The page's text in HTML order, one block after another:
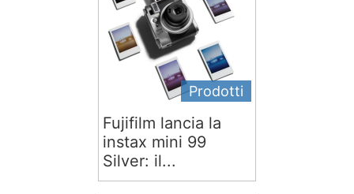
Prodotti
Fujifilm lancia la
instax mini 99
Silver: il...